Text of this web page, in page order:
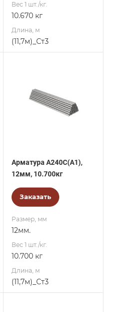
Вес 1 шт./кг.
10.670 кг
Длина, м
(11,7м)_Ст3
Арматура А240С(А1),
12мм, 10.700кг
Заказать
Размер, мм
12мм.
Вес 1 шт./кг.
10.700 кг
Длина, м
(11,7м)_Ст3